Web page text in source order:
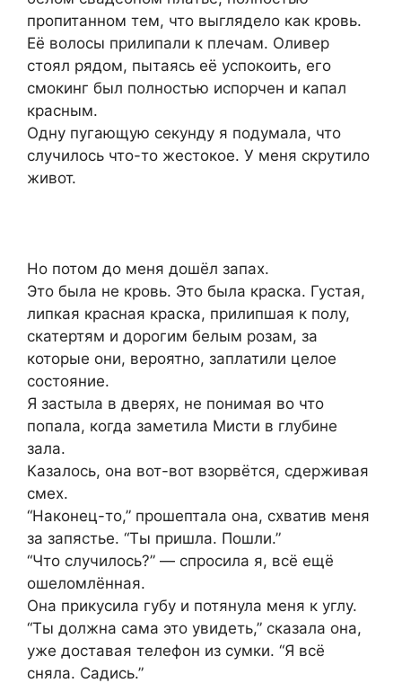
пропитанном тем, что выглядело как кровь.
Её волосы прилипали к плечам. Оливер
стоял рядом, пытаясь её успокоить, его
смокинг был полностью испорчен и капал
красным.
Одну пугающую секунду я подумала, что
случилось что-то жестокое. У меня скрутило
живот.
Но потом до меня дошёл запах.
Это была не кровь. Это была краска. Густая,
липкая красная краска, прилипшая к полу,
скатертям и дорогим белым розам, за
которые они, вероятно, заплатили целое
состояние.
Я застыла в дверях, не понимая во что
попала, когда заметила Мисти в глубине
зала.
Казалось, она вот-вот взорвётся, сдерживая
смех.
“Наконец-то,” прошептала она, схватив меня
за запястье. “Ты пришла. Пошли.”
“Что случилось?” — спросила я, всё ещё
ошеломлённая.
Она прикусила губу и потянула меня к углу.
“Ты должна сама это увидеть,” сказала она,
уже доставая телефон из сумки. “Я всё
сняла. Садись.”